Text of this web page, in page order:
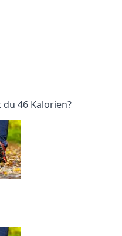
46 Kalorien?